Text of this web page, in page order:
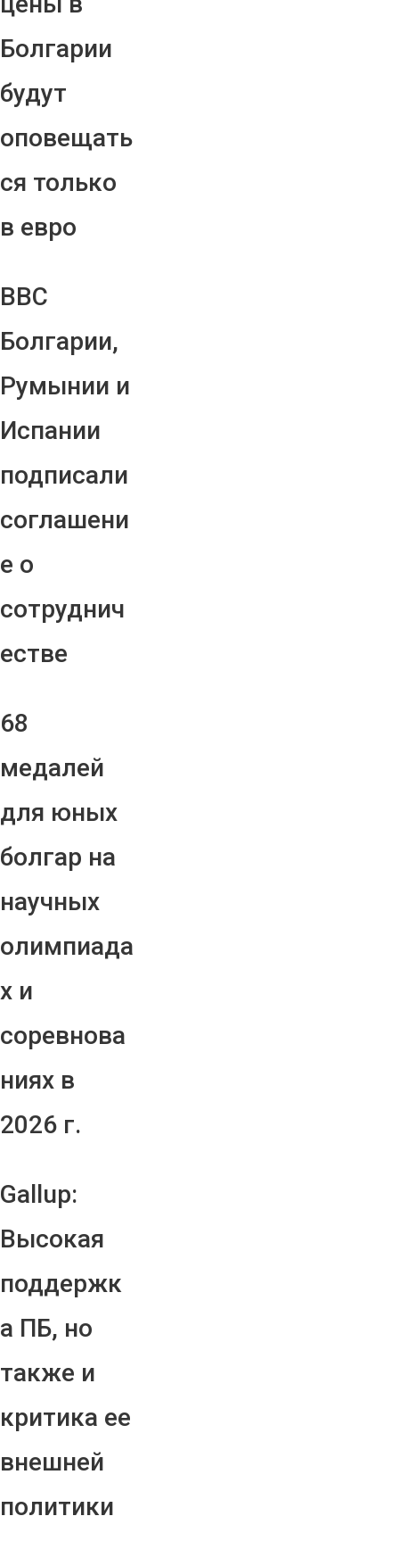
Болгарии
будут
оповещать
ся только
в евро
ВВС
Болгарии,
Румынии и
Испании
подписали
соглашени
е о
сотруднич
естве
68
медалей
для юных
болгар на
научных
олимпиада
х и
соревнова
ниях в
2026 г.
Gallup:
Высокая
поддержк
а ПБ, но
также и
критика ее
внешней
политики